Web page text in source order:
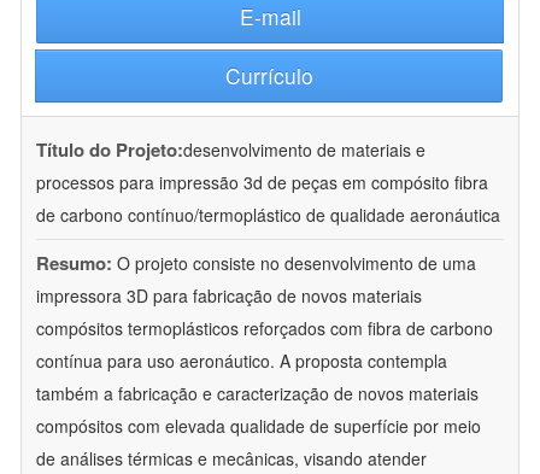
E-mail
Currículo
Título do Projeto:desenvolvimento de materiais e
processos para impressão 3d de peças em compósito fibra
de carbono contínuo/termoplástico de qualidade aeronáutica
Resumo: O projeto consiste no desenvolvimento de uma
impressora 3D para fabricação de novos materiais
compósitos termoplásticos reforçados com fibra de carbono
contínua para uso aeronáutico. A proposta contempla
também a fabricação e caracterização de novos materiais
compósitos com elevada qualidade de superfície por meio
de análises térmicas e mecânicas, visando atender